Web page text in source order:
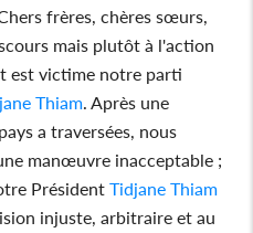
frères, chères sœurs,
mais plutôt à l'action
est victime notre parti
Thiam . Après une
a traversées, nous
manœuvre inacceptable ;
Président Tidjane Thiam
injuste, arbitraire et au